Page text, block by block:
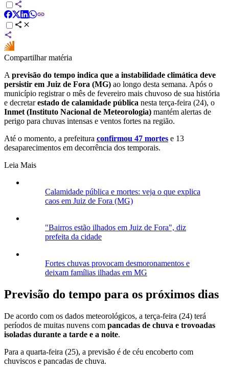
Compartilhar matéria
A previsão do tempo indica que a instabilidade climática deve
persistir em Juiz de Fora (MG) ao longo desta semana. Após o
município registrar o mês de fevereiro mais chuvoso de sua história
e decretarestado de calamidade pública nesta terça-feira (24), o
Inmet (Instituto Nacional de Meteorologia) mantém alertas de
perigo para chuvas intensas e ventos fortes na região.
Até o momento, a prefeitura confirmou 47 mortes e 13
desaparecimentos em decorrência dos temporais.
Leia Mais
Calamidade pública e mortes: veja o que explica
caos em Juiz de Fora (MG)
"Bairros estão ilhados em Juiz de Fora", diz
prefeita da cidade
Fortes chuvas provocam desmoronamentos e
deixam famílias ilhadas em MG
Previsão do tempo para os próximos dias
De acordo com os dados meteorológicos, a terça-feira (24) terá
períodos de muitas nuvens com pancadas de chuva e trovoadas
isoladas durante a tarde e a noite.
Para a quarta-feira (25), a previsão é de céu encoberto com
chuviscos e pancadas de chuva.